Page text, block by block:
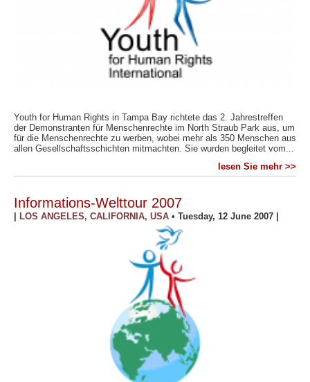
Youth for Human Rights in Tampa Bay richtete das 2. Jahrestreffen
der Demonstranten für Menschenrechte im North Straub Park aus, um
für die Menschenrechte zu werben, wobei mehr als 350 Menschen aus
allen Gesellschaftsschichten mitmachten. Sie wurden begleitet vom...
lesen Sie mehr >>
Informations-Welttour 2007
LOS ANGELES, CALIFORNIA, USA • Tuesday, 12 June 2007